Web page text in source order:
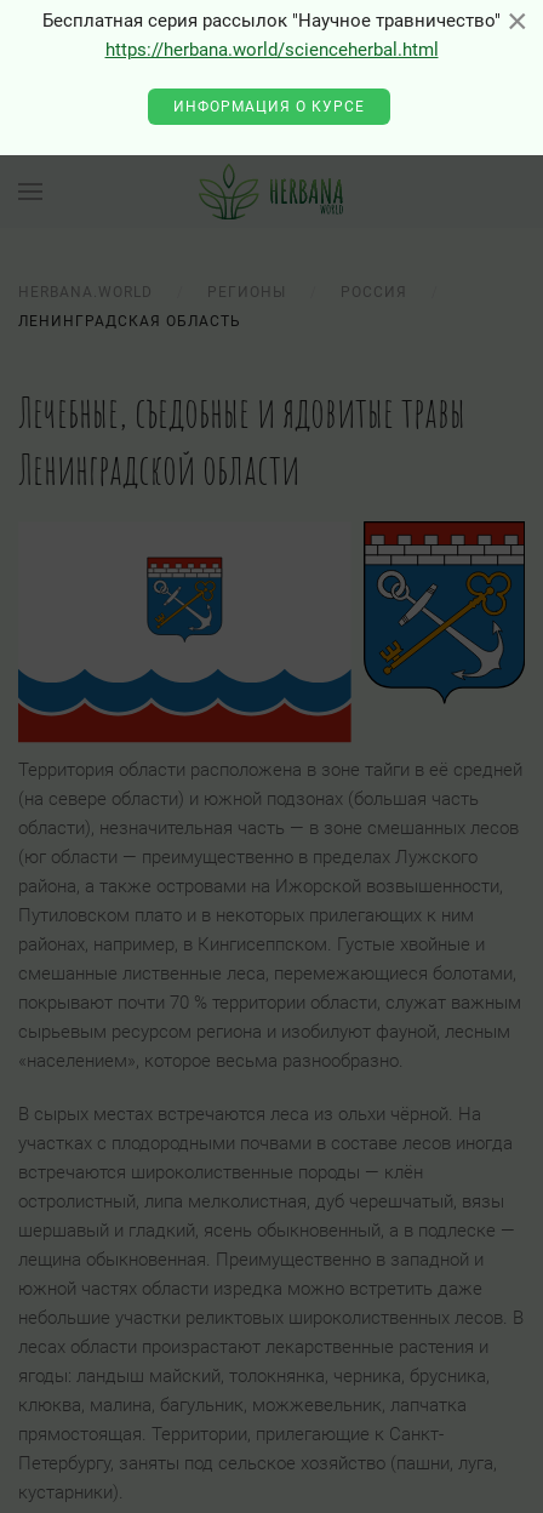
×
Бесплатная серия рассылок "Научное травничество"
https://herbana.world/scienceherbal.html
ИНФОРМАЦИЯ О КУРСЕ
HERBANA.WORLD РЕГИОНЫ
РОССИЯ
ЛЕНИНГРАДСКАЯ ОБЛАСТЬ
Лечебные, съедобные и ядовитые травы
Ленинградской области
Территория области расположена в зоне тайги в её средней
(на севере области) и южной подзонах (большая часть
области), незначительная часть — в зоне смешанных лесов
(юг области — преимущественно в пределах Лужского
района, а также островами на Ижорской возвышенности,
Путиловском плато и в некоторых прилегающих к ним
районах, например, в Кингисеппском. Густые хвойные и
смешанные лиственные леса, перемежающиеся болотами,
покрывают почти 70 % территории области, служат важным
сырьевым ресурсом региона и изобилуют фауной, лесным
«населением», которое весьма разнообразно.
В сырых местах встречаются леса из ольхи чёрной. На
участках с плодородными почвами в составе лесов иногда
встречаются широколиственные породы — клён
остролистный, липа мелколистная, дуб черешчатый, вязы
шершавый и гладкий, ясень обыкновенный, а в подлеске —
лещина обыкновенная. Преимущественно в западной и
южной частях области изредка можно встретить даже
небольшие участки реликтовых широколиственных лесов. В
лесах области произрастают лекарственные растения и
ягоды: ландыш майский, толокнянка, черника, брусника,
клюква, малина, багульник, можжевельник, лапчатка
прямостоящая. Территории, прилегающие к Санкт-
Петербургу, заняты под сельское хозяйство (пашни, луга,
кустарники).
×